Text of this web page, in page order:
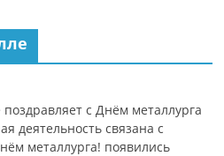
с Днём металлурга
деятельность связана с
металлурга! появились